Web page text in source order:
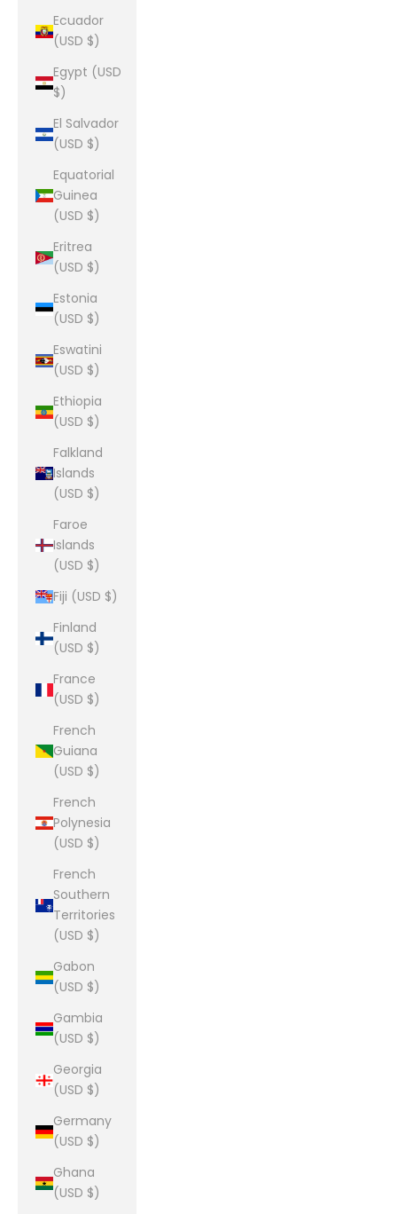
Ecuador
(USD $)
Egypt (USD
$)
El Salvador
(USD $)
Equatorial
Guinea
(USD $)
Eritrea
(USD $)
Estonia
(USD $)
Eswatini
(USD $)
Ethiopia
(USD $)
Falkland
Islands
(USD $)
Faroe
Islands
(USD $)
Fiji (USD $)
Finland
(USD $)
France
(USD $)
French
Guiana
(USD $)
French
Polynesia
(USD $)
French
Southern
Territories
(USD $)
Gabon
(USD $)
Gambia
(USD $)
Georgia
(USD $)
Germany
(USD $)
Ghana
(USD $)